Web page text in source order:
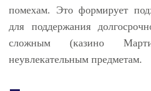
помехам. Это формирует
для поддержания
сложным (казино
неувлекательным предметам.